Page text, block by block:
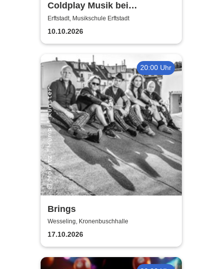
Coldplay Musik bei
Kerzenschein
Erftstadt, Musikschule Erftstadt
10.10.2026
20:00 Uhr
Brings
Wesseling, Kronenbuschhalle
17.10.2026